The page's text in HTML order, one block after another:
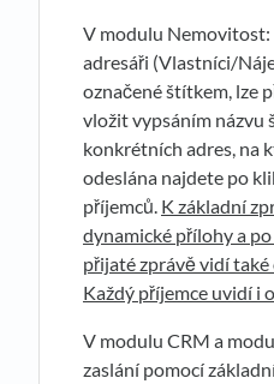
V modulu
adresáři (Vlastníci/
označené štítkem, lze
vložit vypsáním názvu
konkrétních adres, na
odeslána najdete po
příjemců. K základní
dynamické přílohy a
přijaté zprávě vidí
Každý příjemce uvidí i
V modulu CRM a
zaslání pomocí